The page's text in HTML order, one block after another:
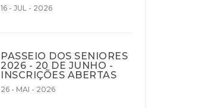
16 - JUL - 2026
PASSEIO DOS SENIORES
2026 - 20 DE JUNHO -
INSCRIÇÕES ABERTAS
26 - MAI - 2026